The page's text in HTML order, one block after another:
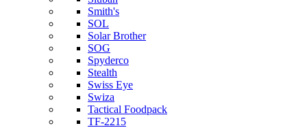
Smith's
SOL
Solar Brother
SOG
Spyderco
Stealth
Swiss Eye
Swiza
Tactical Foodpack
TF-2215